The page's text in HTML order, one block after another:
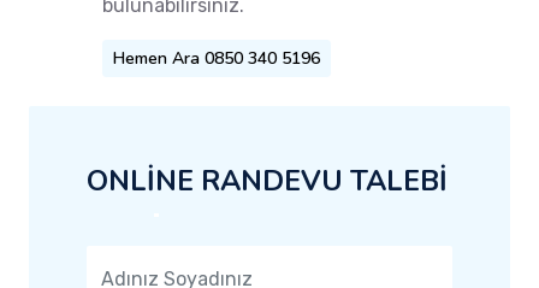
bulunabilirsiniz.
Hemen Ara 0850 340 5196
ONLİNE RANDEVU TALEBİ